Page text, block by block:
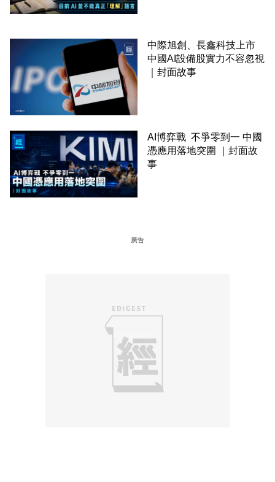
中際旭創、長鑫科技上市
中國AI設備股實力不容忽視
｜封面故事
AI博弈戰 不爭零到一 中國
憑應用落地突圍 ｜封面故
事
廣告